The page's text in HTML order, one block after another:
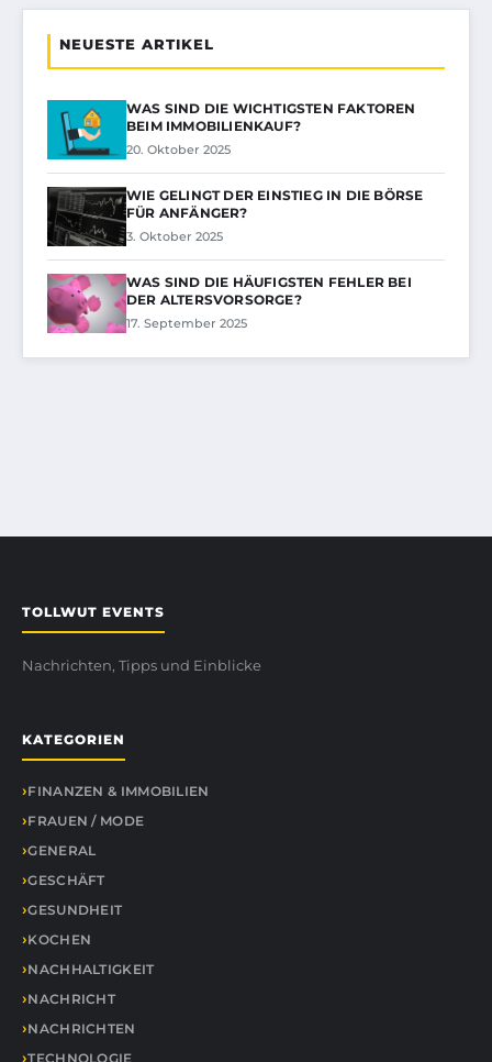
NEUESTE ARTIKEL
WAS SIND DIE WICHTIGSTEN FAKTOREN
BEIM IMMOBILIENKAUF?
20. Oktober 2025
WIE GELINGT DER EINSTIEG IN DIE BÖRSE
FÜR ANFÄNGER?
3. Oktober 2025
WAS SIND DIE HÄUFIGSTEN FEHLER BEI
DER ALTERSVORSORGE?
17. September 2025
TOLLWUT EVENTS
Nachrichten, Tipps und Einblicke
KATEGORIEN
FINANZEN & IMMOBILIEN
FRAUEN / MODE
GENERAL
GESCHÄFT
GESUNDHEIT
KOCHEN
NACHHALTIGKEIT
NACHRICHT
NACHRICHTEN
TECHNOLOGIE